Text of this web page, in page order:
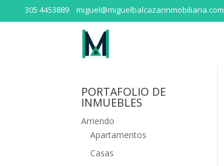
305 4453889 miguel@miguelbalcazarinmobiliaria.com
PORTAFOLIO DE
INMUEBLES
Arriendo
Apartamentos
Casas